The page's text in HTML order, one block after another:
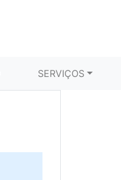
SERVIÇOS